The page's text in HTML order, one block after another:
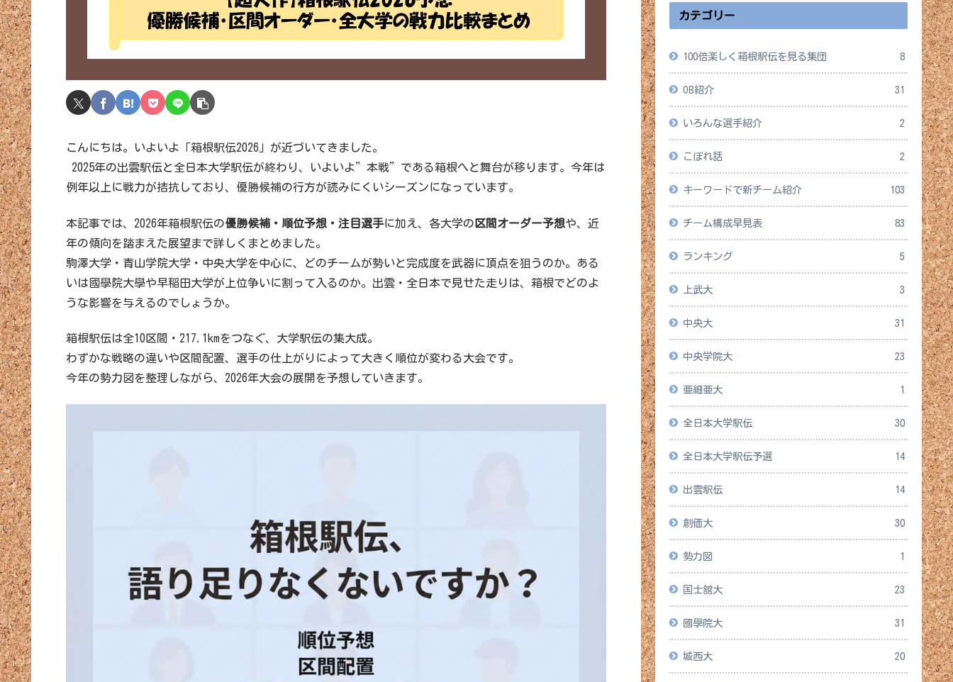
こんにちは。いよいよ「箱根駅伝2026」が近づいてきました。
2025年の出雲駅伝と全日本大学駅伝が終わり、いよいよ”本戦”である箱根へと舞台が移ります。今年は
例年以上に戦力が拮抗しており、優勝候補の行方が読みにくいシーズンになっています。
本記事では、2026年箱根駅伝の優勝候補・順位予想・注目選手に加え、各大学の 区間オーダー予想や、近
年の傾向を踏まえた展望まで詳しくまとめました。
駒澤大学・青山学院大学・中央大学を中心に、どのチームが勢いと完成度を武器に頂点を狙うのか。ある
いは國學院大學や早稲田大学が上位争いに割って入るのか。出雲・全日本で見せた走りは、箱根でどのよ
うな影響を与えるのでしょうか。
箱根駅伝は全10区間・217.1kmをつなぐ、大学駅伝の集大成。
わずかな戦略の違いや区間配置、選手の仕上がりによって大きく順位が変わる大会です。
今年の勢力図を整理しながら、2026年大会の展開を予想していきます。
カテゴリー
100倍楽しく箱根駅伝を見る集団 8
OB紹介 31
いろんな選手紹介 2
こぼれ話 2
キーワードで新チーム紹介 103
チーム構成早見表 83
ランキング 5
上武大 3
中央大 31
中央学院大 23
亜細亜大 1
全日本大学駅伝 30
全日本大学駅伝予選 14
出雲駅伝 14
創価大 30
勢力図 1
国士舘大 23
國學院大 31
城西大 20